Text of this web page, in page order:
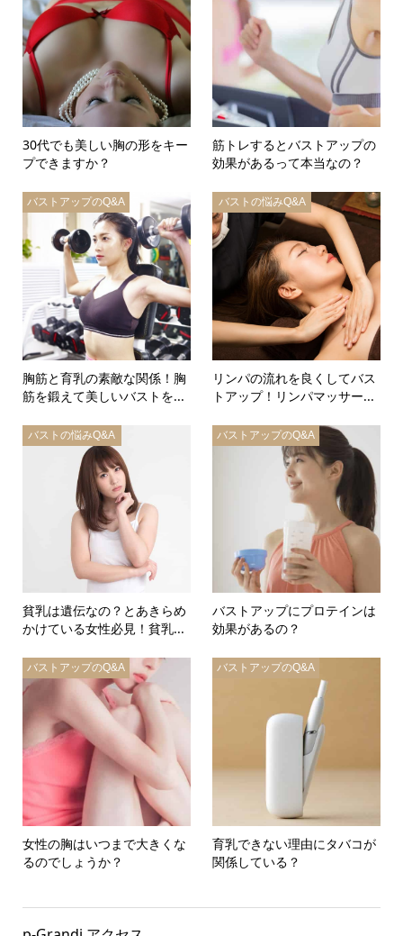
30代でも美しい胸の形をキー
プできますか？
筋トレするとバストアップの
効果があるって本当なの？
バストアップのQ&A
胸筋と育乳の素敵な関係！胸
筋を鍛えて美しいバストを...
バストの悩みQ&A
リンパの流れを良くしてバス
トアップ！リンパマッサー...
バストの悩みQ&A
貧乳は遺伝なの？とあきらめ
かけている女性必見！貧乳...
バストアップのQ&A
バストアップにプロテインは
効果があるの？
バストアップのQ&A
女性の胸はいつまで大きくな
るのでしょうか？
バストアップのQ&A
育乳できない理由にタバコが
関係している？